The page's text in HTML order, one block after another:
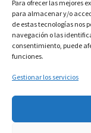
Para ofrecer las mejores
para almacenar y/o
de estas tecnologías nos
navegación o las
consentimiento, puede
funciones.
Gestionar los servicios